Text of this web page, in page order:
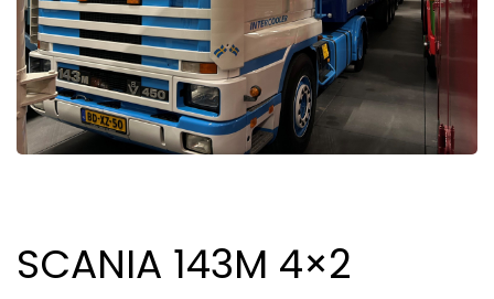
SCANIA 143M 4×2